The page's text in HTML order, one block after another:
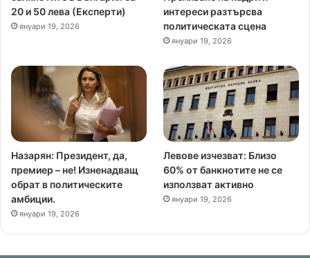
20 и 50 лева (Експерти)
януари 19, 2026
интереси разтърсва
политическата сцена
януари 19, 2026
Назарян: Президент, да,
премиер – не! Изненадващ
обрат в политическите
амбиции.
януари 19, 2026
Левове изчезват: Близо
60% от банкнотите не се
използват активно
януари 19, 2026